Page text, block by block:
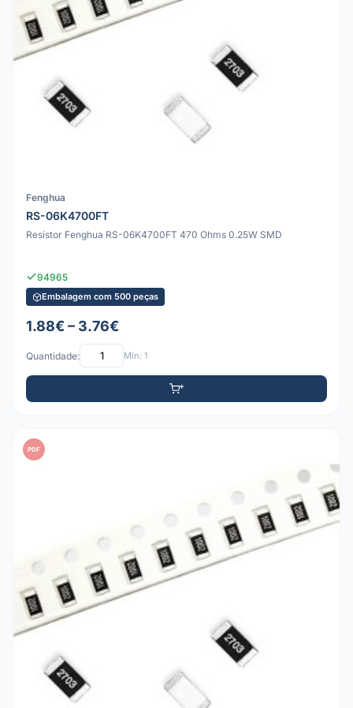
Fenghua
RS-06K4700FT
Resistor Fenghua RS-06K4700FT 470 Ohms 0.25W SMD
94965
Embalagem com 500 peças
1.88€ – 3.76€
Quantidade: Mín: 1
PDF